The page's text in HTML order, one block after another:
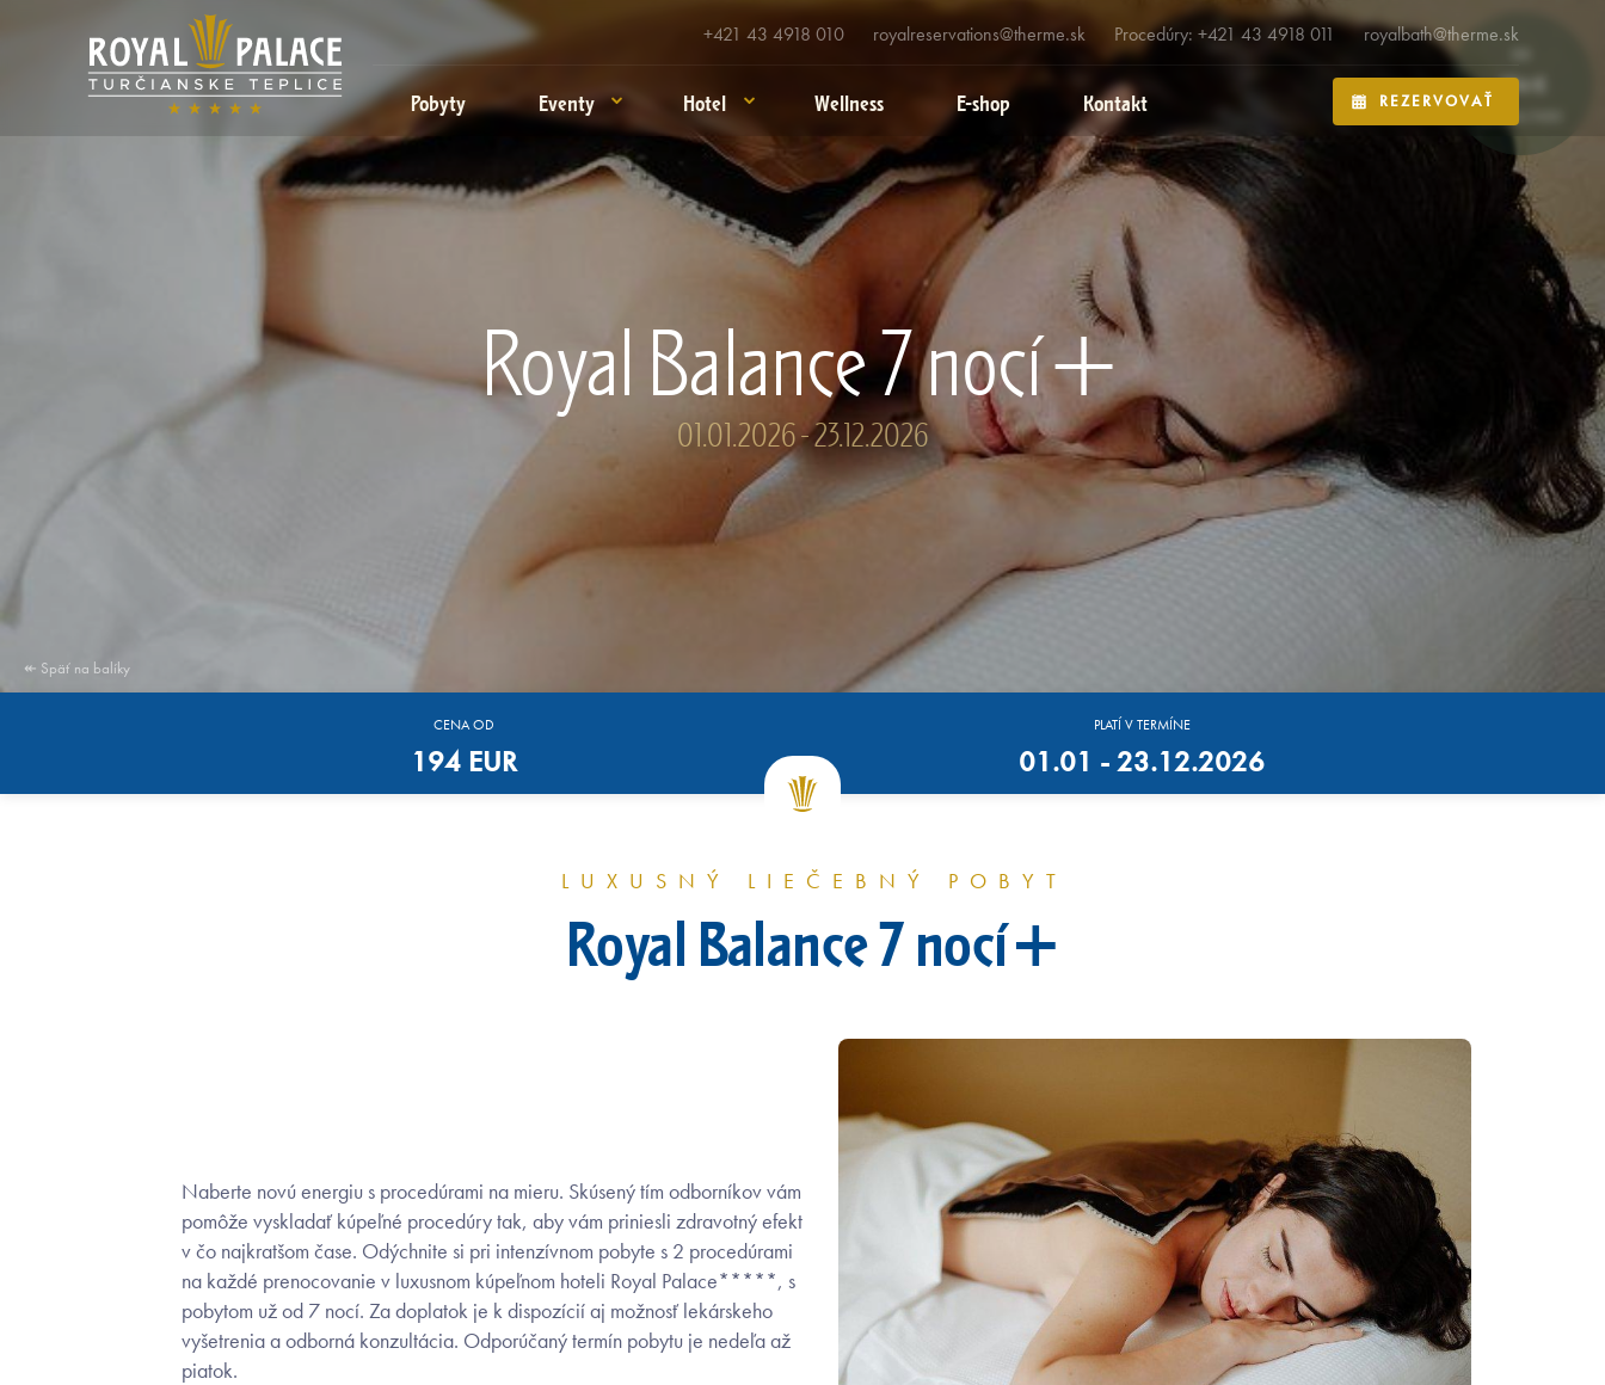
+421 43 4918 010 royalreservations@therme.sk Procedúry: +421 43 4918 011 royalbath@therme.sk
Pobyty Eventy Hotel Wellness E-shop Kontakt REZERVOVAŤ
Royal Balance 7 nocí+
01.01.2026 - 23.12.2026
194 €
↞ Späť na balíky
CENA OD
194 EUR
PLATÍ V TERMÍNE
01.01 - 23.12.2026
LUXUSNÝ LIEČEBNÝ POBYT
Royal Balance 7 nocí+
Naberte novú energiu s procedúrami na mieru. Skúsený tím odborníkov vám
pomôže vyskladať kúpeľné procedúry tak, aby vám priniesli zdravotný efekt
v čo najkratšom čase. Odýchnite si pri intenzívnom pobyte s 2 procedúrami
na každé prenocovanie v luxusnom kúpeľnom hoteli Royal Palace*****, s
pobytom už od 7 nocí. Za doplatok je k dispozícií aj možnosť lekárskeho
vyšetrenia a odborná konzultácia. Odporúčaný termín pobytu je nedeľa až
piatok.